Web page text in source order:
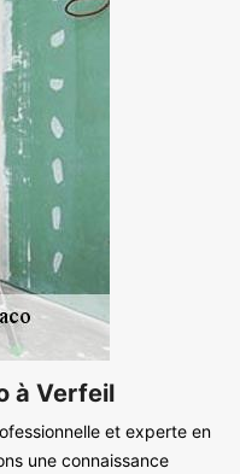
à Verfeil
et experte en
une connaissance